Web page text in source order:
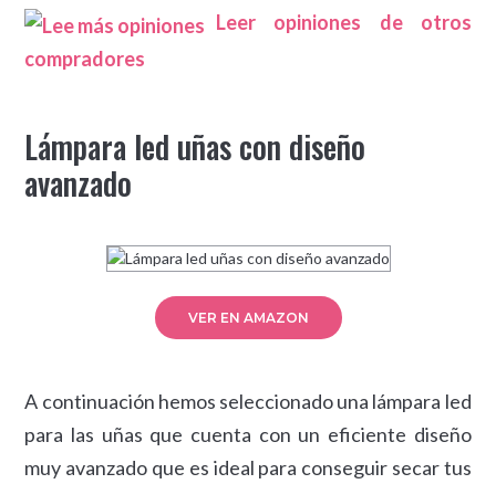
Leer opiniones de otros
compradores
Lámpara led uñas con diseño
avanzado
VER EN AMAZON
A continuación hemos seleccionado una lámpara led
para las uñas que cuenta con un eficiente diseño
muy avanzado que es ideal para conseguir secar tus